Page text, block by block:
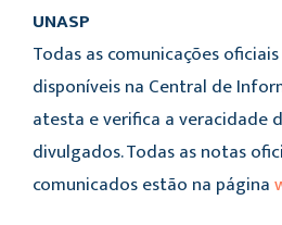
UNASP
Todas as comunicações
disponíveis na Central de
atesta e verifica a veracidade
divulgados. Todas as notas
comunicados estão na página